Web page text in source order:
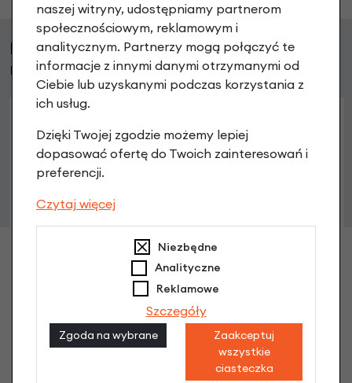
Klienci, którzy kupili ten produkt wybrali
również
Sakwa na ramę rowerową Topeak MidLoader
3 litry
199,90 zł
naszej witryny, udostępniamy partnerom
społecznościowym, reklamowym i
analitycznym. Partnerzy mogą połączyć te
informacje z innymi danymi otrzymanymi od
Ciebie lub uzyskanymi podczas korzystania z
ich usług.
Dzięki Twojej zgodzie możemy lepiej
dopasować ofertę do Twoich zainteresowań i
preferencji.
Czytaj więcej
Niezbędne
Analityczne
Reklamowe
Szczegóły
Zgoda na wybrane
Zaakceptuj
wszystkie
ciasteczka